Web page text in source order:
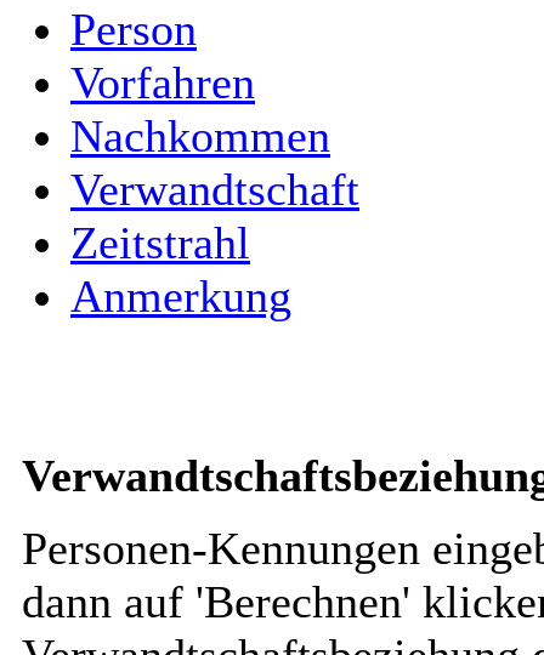
Person
Vorfahren
Nachkommen
Verwandtschaft
Zeitstrahl
Anmerkung
Personen-Kennungen
dann auf 'Berechnen'